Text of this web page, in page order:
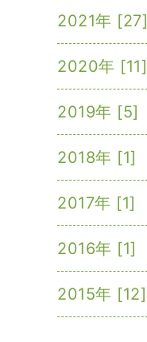
2021年 [27]
2020年 [11]
2019年 [5]
2018年 [1]
2017年 [1]
2016年 [1]
2015年 [12]